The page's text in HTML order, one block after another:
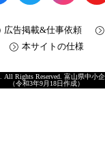
広告掲載&仕事依頼
本サイトの仕様
Rights Reserved. 富山県中小
（令和3年9月18日作成）